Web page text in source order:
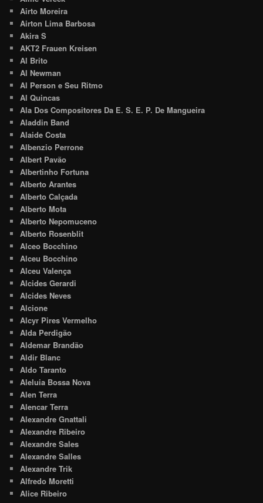
Airto Moreira
Airton Lima Barbosa
Akira S
AKT2 Frauen Kreisen
Al Brito
Al Newman
Al Person e Seu Ritmo
Al Quincas
Ala Dos Compositores Da E. S. E. P. De Mangueira
Aladdin Band
Alaide Costa
Albenzio Perrone
Albert Pavão
Albertinho Fortuna
Alberto Arantes
Alberto Calçada
Alberto Mota
Alberto Nepomuceno
Alberto Rosenblit
Alceo Bocchino
Alceu Bocchino
Alceu Valença
Alcides Gerardi
Alcides Neves
Alcione
Alcyr Pires Vermelho
Alda Perdigão
Aldemar Brandão
Aldir Blanc
Aldo Taranto
Aleluia Bossa Nova
Alen Terra
Alencar Terra
Alexandre Gnattali
Alexandre Ribeiro
Alexandre Sales
Alexandre Salles
Alexandre Trik
Alfredo Moretti
Alice Ribeiro